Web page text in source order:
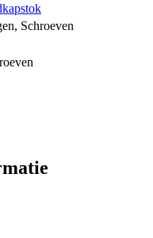
, Schroeven